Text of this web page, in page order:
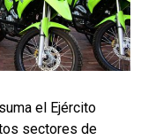
el Ejército
sectores de